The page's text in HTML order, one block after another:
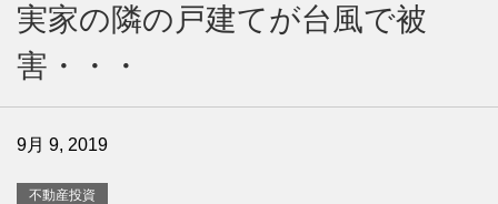
実家の隣の戸建てが台風で被
害・・・
9月 9, 2019
不動産投資